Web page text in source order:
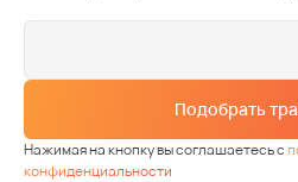
Подобрать
Нажимая на кнопку вы соглашаетесь с
конфиденциальности